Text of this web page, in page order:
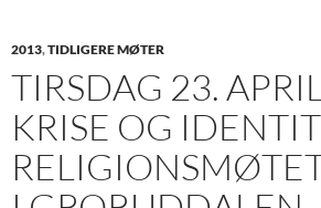
2013,TIDLIGERE MØTER
TIRSDAG 23.
KRISE OG